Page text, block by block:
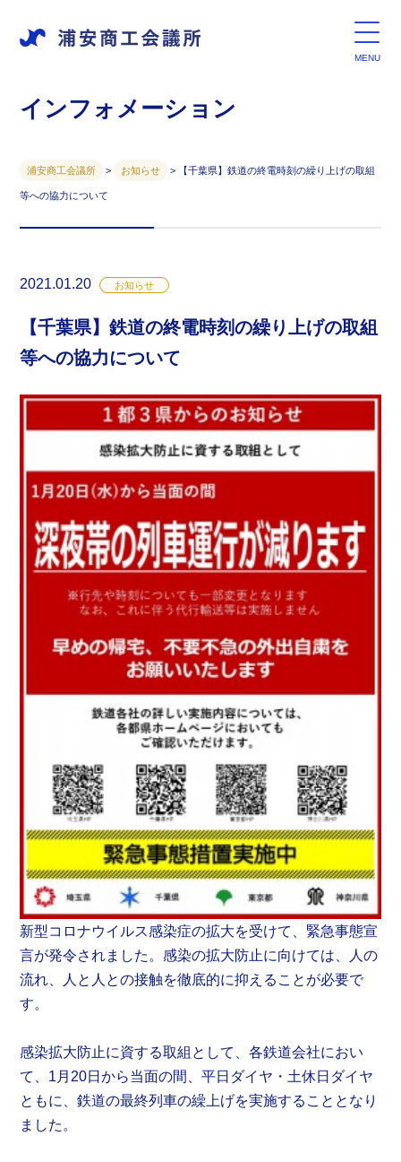
インフォメーション
浦安商工会議所 > お知らせ > 【千葉県】鉄道の終電時刻の繰り上げの取組
等への協力について
2021.01.20 お知らせ
【千葉県】鉄道の終電時刻の繰り上げの取組
等への協力について
新型コロナウイルス感染症の拡大を受けて、緊急事態宣
言が発令されました。感染の拡大防止に向けては、人の
流れ、人と人との接触を徹底的に抑えることが必要で
す。
感染拡大防止に資する取組として、各鉄道会社におい
て、1月20日から当面の間、平日ダイヤ・土休日ダイヤ
ともに、鉄道の最終列車の繰上げを実施することとなり
ました。